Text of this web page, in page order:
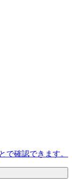
で確認できます。